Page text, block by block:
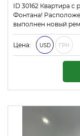
ID 30162 Квартира с
Фонтана!
выполнен новый
Цена: USD ГРН